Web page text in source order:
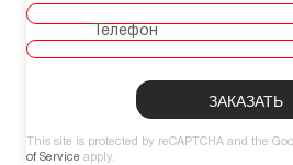
Телефон
This site is protected by reCAPTCHA and the
of Service apply.